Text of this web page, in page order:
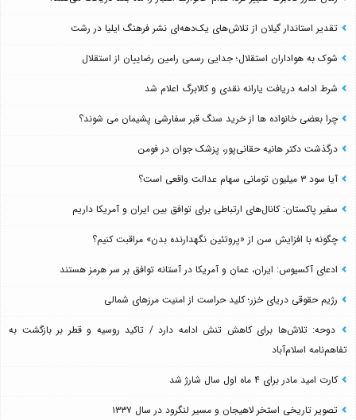
تقدیر استاندار گیلان از تلاش‌های یک‌دهه‌ای نشر فرهنگ ایلیا در رشت
شوک به هواداران استقلال؛ جدایی رسمی رامین رضاییان از استقلال
شرط ادامه دریافت یارانه نقدی و کالابرگ اعلام شد
چرا بعضی خانواده ها از خرید سنگ قبر سفارشی پشیمان می شوند؟
درگذشت دکتر هانیه حقانی‌پور، پزشک جوان در فومن
آیا سود ۳ میلیون تومانی سهام عدالت واقعی است؟
سفیر پاکستان: کانال‌های ارتباطی برای توافق بین ایران و آمریکا داریم
چگونه با افزایش سن از «پروتئین نگهدارنده بدن» مراقبت کنیم؟
ادعای آکسیوس: ایران، عمان و آمریکا در آستانه توافق بر سر هرمز هستند
رژیم حقوقی دریای خزر؛ کلید حراست از امنیت مرزهای شمالی
دوحه: تلاش‌ها برای کاهش تنش ادامه دارد / تاکید روسیه و قطر بر بازگشت به
تفاهم‌نامه اسلام‌آباد
کارت امید مادر برای ۴ ماه اول سال شارژ شد
تصویر تاریخی استخر لاهیجان و مسیر لنگرود در سال ۱۳۳۷